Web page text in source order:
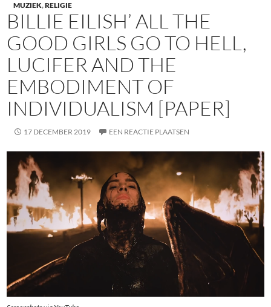
MUZIEK,RELIGIE
BILLIE EILISH’ ALL THE
GOOD GIRLS GO TO HELL,
LUCIFER AND THE
EMBODIMENT OF
INDIVIDUALISM [PAPER]
17 DECEMBER 2019 EEN REACTIE PLAATSEN